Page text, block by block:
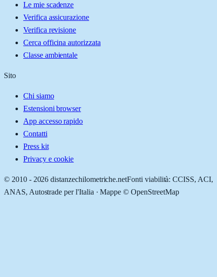
Le mie scadenze
Verifica assicurazione
Verifica revisione
Cerca officina autorizzata
Classe ambientale
Sito
Chi siamo
Estensioni browser
App accesso rapido
Contatti
Press kit
Privacy e cookie
© 2010 - 2026 distanzechilometriche.netFonti viabilità: CCISS, ACI,
ANAS, Autostrade per l'Italia · Mappe © OpenStreetMap